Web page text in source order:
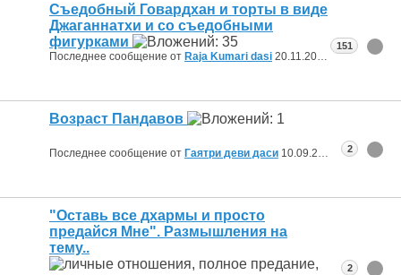
Съедобный Говардхан и торты в виде
Джаганнатхи и со съедобными
фигурками
Последнее сообщение от Raja Kumari dasi 20.11.2024 12:32
151
Возраст Пандавов
Последнее сообщение от Гаятри деви даси 10.09.2024 16:26
2
"Оставь все дхармы и просто
предайся Мне". Размышления на
тему..
2